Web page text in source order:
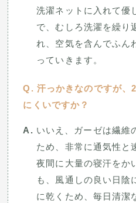
洗濯ネットに入れて優
で、むしろ洗濯を繰り
れ、空気を含んでふん
っていきます。
汗っかきなのですが、
にくいですか？
いいえ、ガーゼは繊維
ため、非常に通気性と
夜間に大量の寝汗をか
も、風通しの良い日陰
に乾くため、毎日清潔